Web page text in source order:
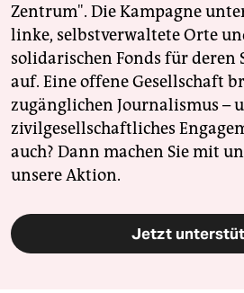
Zentrum". Die Kampagne
linke, selbstverwaltete Orte
solidarischen Fonds für deren
auf. Eine offene Gesellschaft
zugänglichen Journalismus –
zivilgesellschaftliches
auch? Dann machen Sie mit
unsere Aktion.
Jetzt